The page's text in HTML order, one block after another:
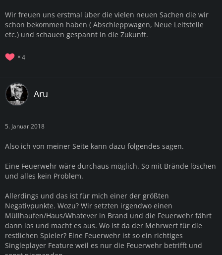
Wir freuen uns erstmal über die vielen neuen Sachen die wir
schon bekommen haben ( Abschleppwagen, Neue Leitstelle
etc.) und schauen gespannt in die Zukunft.
4
Aru
5. Januar 2018
Also ich von meiner Seite kann dazu folgendes sagen.
Eine Feuerwehr wäre durchaus möglich. So mit Brände löschen
und alles kein Problem.
Allerdings und das ist für mich einer der größten
Negativpunkte. Wozu? Wir setzten irgendwo einen
Müllhaufen/Haus/Whatever in Brand und die Feuerwehr fährt
dann los und macht es aus. Wo ist da der Mehrwert für die
restlichen Spieler? Eine Feuerwehr ist so ein richtiges
Singleplayer Feature weil es nur die Feuerwehr betrifft und